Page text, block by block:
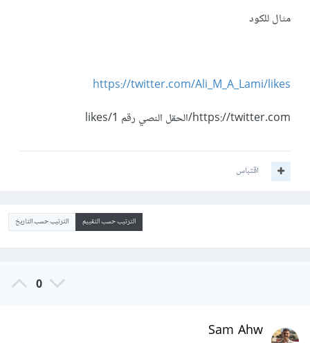
مثال للكود
https://twitter.com/Ali_M_A_Lami/likes
https://twitter.com/الحقل النصي رقم 1/likes
اقتباس
الترتيب حسب التقييم الترتيب حسب التاريخ
0
Sam Ahw